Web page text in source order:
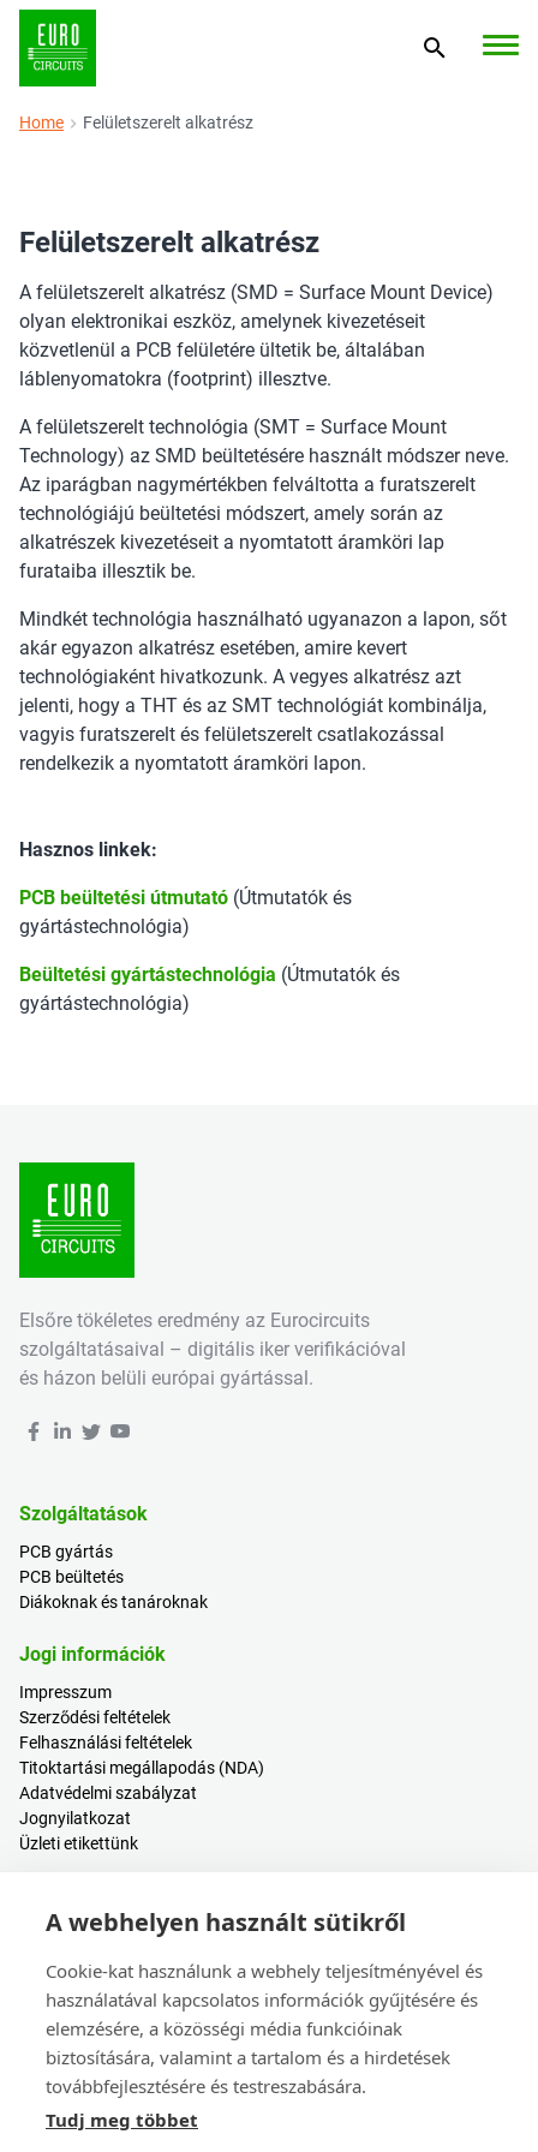
Home Felületszerelt alkatrész
Felületszerelt alkatrész
A felületszerelt alkatrész (SMD = Surface Mount Device)
olyan elektronikai eszköz, amelynek kivezetéseit
közvetlenül a PCB felületére ültetik be, általában
láblenyomatokra (footprint) illesztve.
A felületszerelt technológia (SMT = Surface Mount
Technology) az SMD beültetésére használt módszer neve.
Az iparágban nagymértékben felváltotta a furatszerelt
technológiájú beültetési módszert, amely során az
alkatrészek kivezetéseit a nyomtatott áramköri lap
furataiba illesztik be.
Mindkét technológia használható ugyanazon a lapon, sőt
akár egyazon alkatrész esetében, amire kevert
technológiaként hivatkozunk. A vegyes alkatrész azt
jelenti, hogy a THT és az SMT technológiát kombinálja,
vagyis furatszerelt és felületszerelt csatlakozással
rendelkezik a nyomtatott áramköri lapon.
Hasznos linkek:
PCB beültetési útmutató (Útmutatók és
gyártástechnológia)
Beültetési gyártástechnológia (Útmutatók és
gyártástechnológia)
Elsőre tökéletes eredmény az Eurocircuits
szolgáltatásaival – digitális iker verifikációval
és házon belüli európai gyártással.
Szolgáltatások
PCB gyártás
PCB beültetés
Diákoknak és tanároknak
Jogi információk
Impresszum
Szerződési feltételek
Felhasználási feltételek
Titoktartási megállapodás (NDA)
Adatvédelmi szabályzat
Jognyilatkozat
Üzleti etikettünk
Árkalkulátor
Súgóközpont
Blogbejegyzések
Események
Kapcsolat
Értékesítés és ügyfélszolgálat
A webhelyen használt sütikről
Cookie-kat használunk a webhely teljesítményével és
használatával kapcsolatos információk gyűjtésére és
elemzésére, a közösségi média funkcióinak
biztosítására, valamint a tartalom és a hirdetések
továbbfejlesztésére és testreszabására.
Tudj meg többet